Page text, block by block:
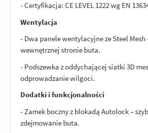
- Certyfikacja: CE LEVEL 1222 wg EN
Wentylacja
- Dwa panele wentylacyjne ze Steel Mesh
wewnętrznej stronie buta.
- Podszewka z oddychającej siatki 3D
odprowadzanie wilgoci.
Dodatki i funkcjonalności
- Zamek boczny z blokadą Autolock –
zdejmowanie buta.